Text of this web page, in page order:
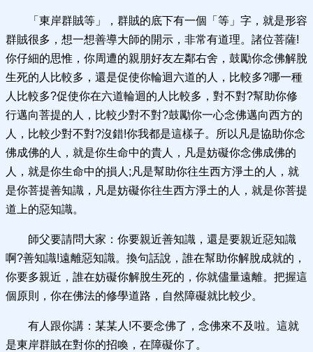
「東岸群賊等」，群賊的底下有一個「等」字，就是形容
群賊很多，想一想善導大師的開示，非常有道理。諸位菩薩!
你仔細的思惟，你周遭的親朋好友左鄰右舍，鼓勵你念佛解脫
生死的人比較多，還是促使你輪迴六道的人，比較多?哪一種
人比較多?促使你在六道輪迴的人比較多，對不對?幫助你修
行邁向菩提的人，比較少對不對?鼓勵你一心念佛邁向西方的
人，比較少對不對?沒錯!你我都是這樣子。所以凡是協助你念
佛成佛的人，就是你生命中的貴人，凡是妨礙你念佛成佛的
人，就是你生命中的損人;凡是幫助你往生西方淨土的人，就
是你菩提善知識，凡是妨礙你往生西方淨土的人，就是你菩提
道上的惡知識。
師父要請問大家：你要親近善知識，還是要親近惡知識
啊?善知識!遠離惡知識。換句話說，誰在幫助你解脫成就的，
你要多親近，誰在妨礙你解脫生死的，你就儘量遠離。把握這
個原則，你在佛法的修學道路，自然障礙就比較少。
有人跟你講：某某人!不要念佛了，念佛來不及啦。這就
是東岸群賊在對你的招喚，在障礙你了。